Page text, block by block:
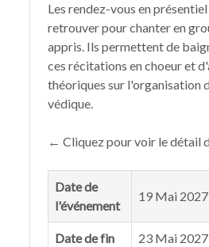
Les rendez-vous en
retrouver pour chanter en
appris. Ils permettent de
ces récitations en choeur et
théoriques sur l'organisation
védique.
← Cliquez pour voir le détail
Date de
l'événement
19 Mai
Date de fin 23 Mai